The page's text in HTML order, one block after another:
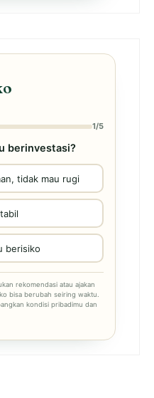
1/5
berinvestasi?
tidak mau rugi
berisiko
rekomendasi atau ajakan
bisa berubah seiring waktu.
kondisi pribadimu dan